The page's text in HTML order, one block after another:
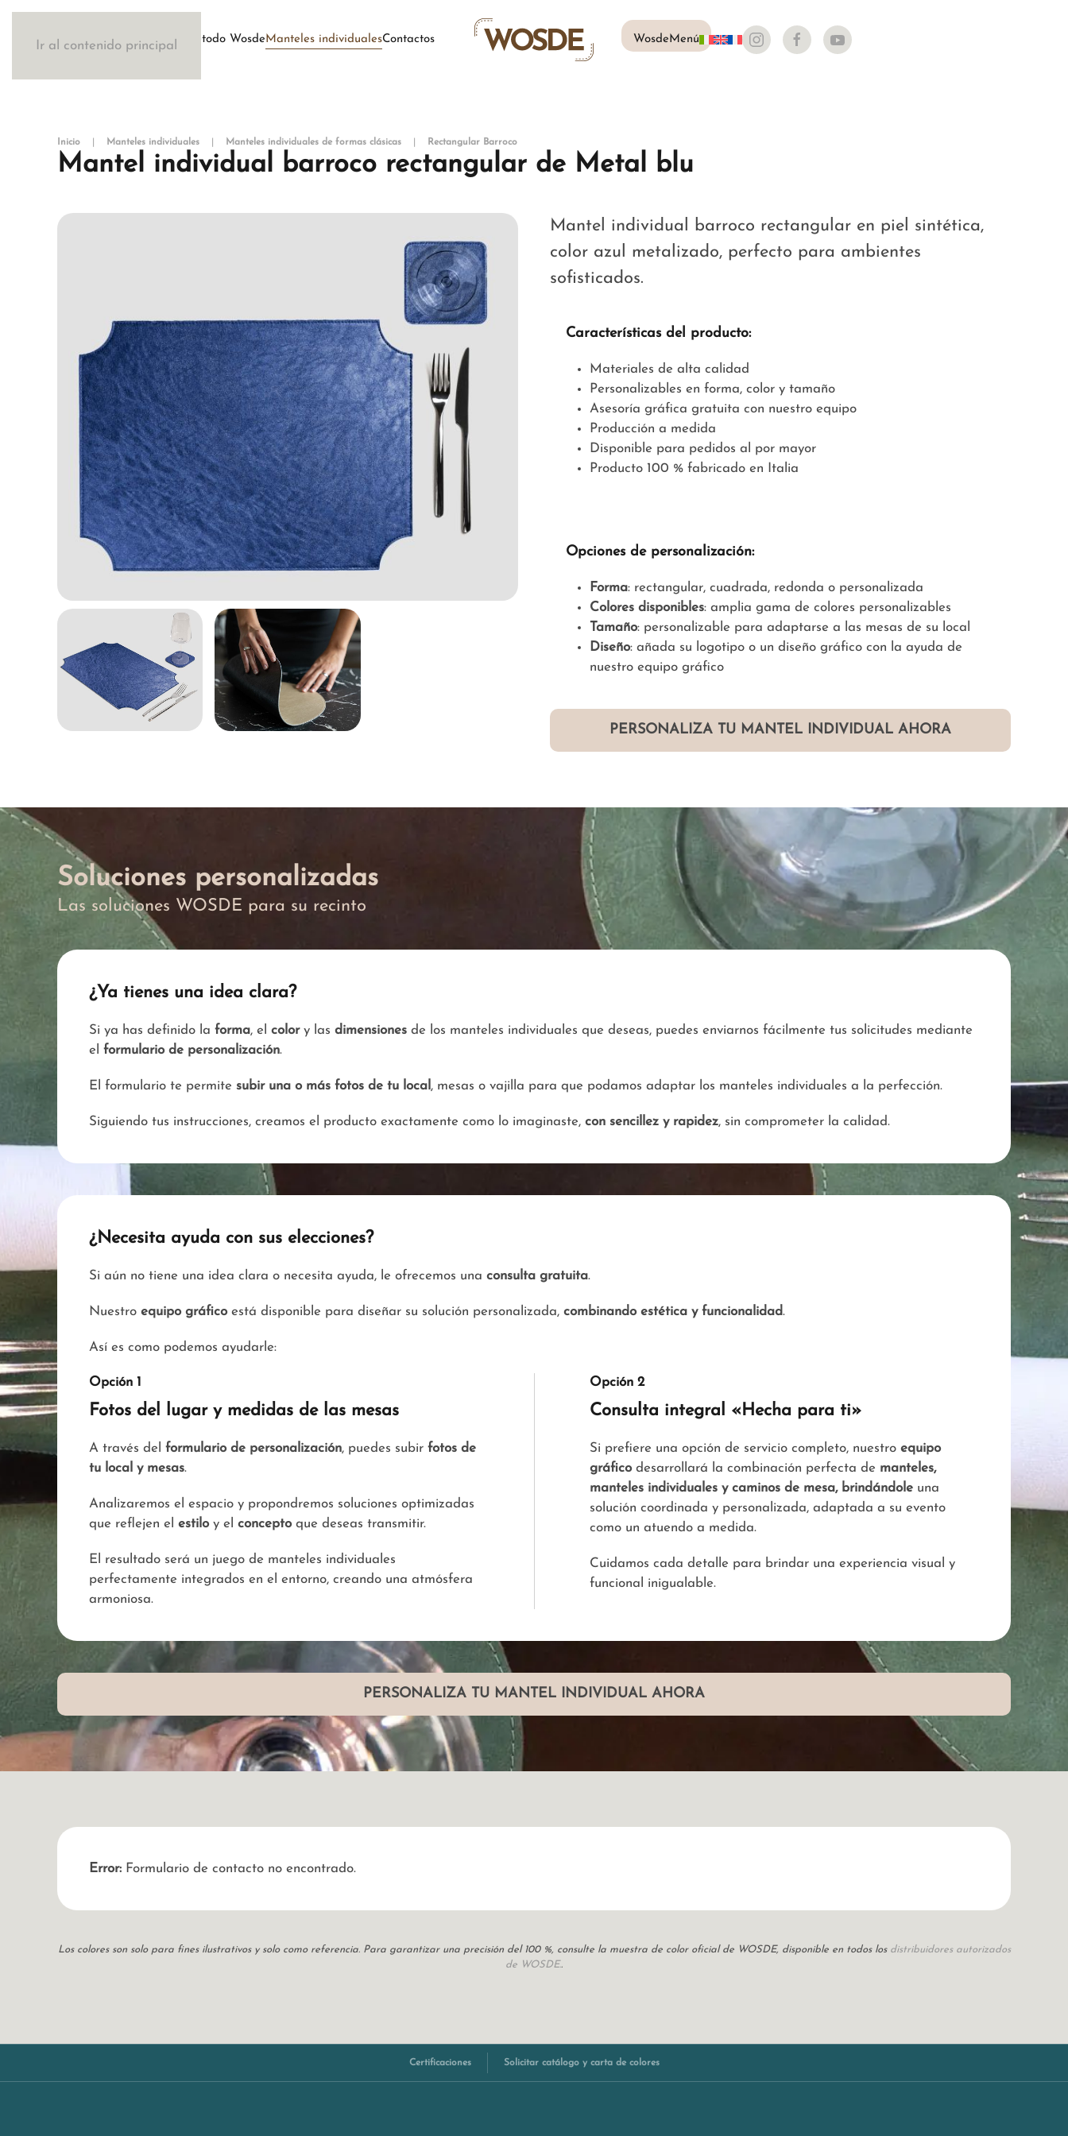
Ir al contenido principal Método WosdeManteles individualesContactos WosdeMenú
Inicio Manteles individuales Manteles individuales de formas clásicas Rectangular Barroco
Mantel individual barroco rectangular de Metal blu
Mantel individual barroco rectangular en piel sintética,
color azul metalizado, perfecto para ambientes
sofisticados.
Características del producto:
Materiales de alta calidad
Personalizables en forma, color y tamaño
Asesoría gráfica gratuita con nuestro equipo
Producción a medida
Disponible para pedidos al por mayor
Producto 100 % fabricado en Italia
Opciones de personalización:
Forma: rectangular, cuadrada, redonda o personalizada
Colores disponibles: amplia gama de colores personalizables
Tamaño: personalizable para adaptarse a las mesas de su local
Diseño: añada su logotipo o un diseño gráfico con la ayuda de
nuestro equipo gráfico
PERSONALIZA TU MANTEL INDIVIDUAL AHORA
Soluciones personalizadas
Las soluciones WOSDE para su recinto
¿Ya tienes una idea clara?
Si ya has definido la forma, el colory las dimensiones de los manteles individuales que deseas, puedes enviarnos fácilmente tus solicitudes mediante
el formulario de personalización.
El formulario te permite subir una o más fotos de tu local , mesas o vajilla para que podamos adaptar los manteles individuales a la perfección.
Siguiendo tus instrucciones, creamos el producto exactamente como lo imaginaste, con sencillez y rapidez, sin comprometer la calidad.
¿Necesita ayuda con sus elecciones?
Si aún no tiene una idea clara o necesita ayuda, le ofrecemos una consulta gratuita.
Nuestro equipo gráficoestá disponible para diseñar su solución personalizada, combinando estética y funcionalidad.
Así es como podemos ayudarle:
Opción 1
Fotos del lugar y medidas de las mesas
A través del formulario de personalización, puedes subir fotos de
tu local y mesas.
Analizaremos el espacio y propondremos soluciones optimizadas
que reflejen el estiloy el conceptoque deseas transmitir.
El resultado será un juego de manteles individuales
perfectamente integrados en el entorno, creando una atmósfera
armoniosa.
Opción 2
Consulta integral «Hecha para ti»
Si prefiere una opción de servicio completo, nuestro equipo
gráficodesarrollará la combinación perfecta de manteles,
manteles individuales y caminos de mesa, brindándole una
solución coordinada y personalizada, adaptada a su evento
como un atuendo a medida.
Cuidamos cada detalle para brindar una experiencia visual y
funcional inigualable.
PERSONALIZA TU MANTEL INDIVIDUAL AHORA
Error: Formulario de contacto no encontrado.
Los colores son solo para fines ilustrativos y solo como referencia. Para garantizar una precisión del 100 %, consulte la muestra de color oficial de WOSDE, disponible en todos los distribuidores autorizados
de WOSDE..
Certificaciones Solicitar catálogo y carta de colores